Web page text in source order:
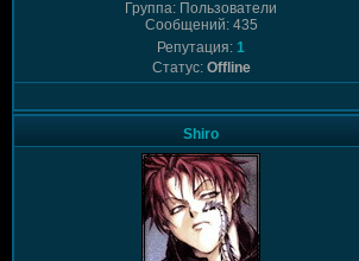
Группа: Пользователи
Сообщений: 435
Репутация: 1
Статус: Offline
Shiro